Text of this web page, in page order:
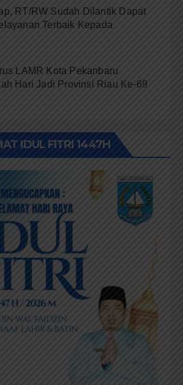
RT/RW Sudah Dilantik Dapat
Terbaik Kepada
LAMR Kota Pekanbaru
Hari Jadi Provinsi Riau Ke-69
IDUL FITRI 1447H